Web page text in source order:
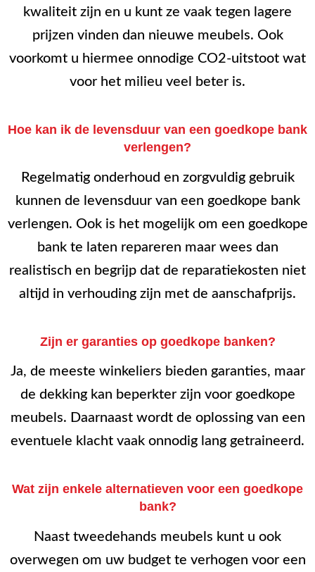
kwaliteit zijn en u kunt ze vaak tegen lagere
prijzen vinden dan nieuwe meubels. Ook
voorkomt u hiermee onnodige CO2-uitstoot wat
voor het milieu veel beter is.
Hoe kan ik de levensduur van een goedkope bank
verlengen?
Regelmatig onderhoud en zorgvuldig gebruik
kunnen de levensduur van een goedkope bank
verlengen. Ook is het mogelijk om een goedkope
bank te laten repareren maar wees dan
realistisch en begrijp dat de reparatiekosten niet
altijd in verhouding zijn met de aanschafprijs.
Zijn er garanties op goedkope banken?
Ja, de meeste winkeliers bieden garanties, maar
de dekking kan beperkter zijn voor goedkope
meubels. Daarnaast wordt de oplossing van een
eventuele klacht vaak onnodig lang getraineerd.
Wat zijn enkele alternatieven voor een goedkope
bank?
Naast tweedehands meubels kunt u ook
overwegen om uw budget te verhogen voor een